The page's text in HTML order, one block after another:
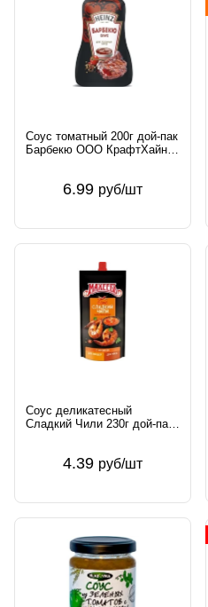
Соус томатный 200г дой-пак
Барбекю ООО КрафтХайнц
6.99 руб/шт
Соус деликатесный
Сладкий Чили 230г дой-пак
4.39 руб/шт